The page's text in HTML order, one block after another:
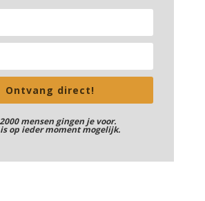
Ontvang direct!
mensen gingen je voor.
op ieder moment mogelijk.